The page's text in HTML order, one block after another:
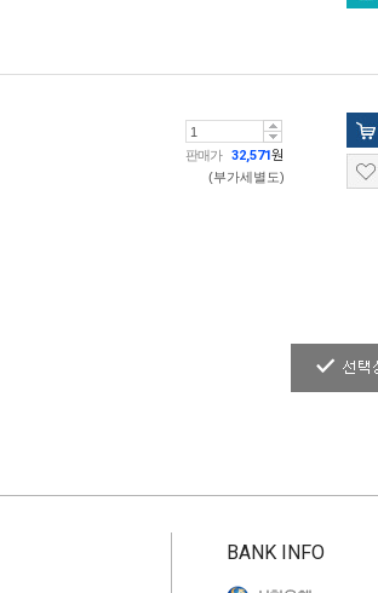
판매가 32,571원
(부가세별도)
BANK INFO